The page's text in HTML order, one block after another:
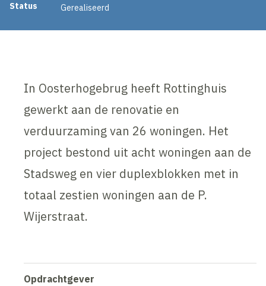
Status
Gerealiseerd
In Oosterhogebrug heeft Rottinghuis
gewerkt aan de renovatie en
verduurzaming van 26 woningen. Het
project bestond uit acht woningen aan de
Stadsweg en vier duplexblokken met in
totaal zestien woningen aan de P.
Wijerstraat.
Opdrachtgever